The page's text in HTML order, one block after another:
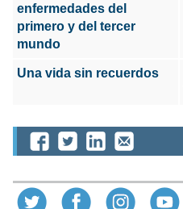
enfermedades del
primero y del tercer
mundo
Una vida sin recuerdos